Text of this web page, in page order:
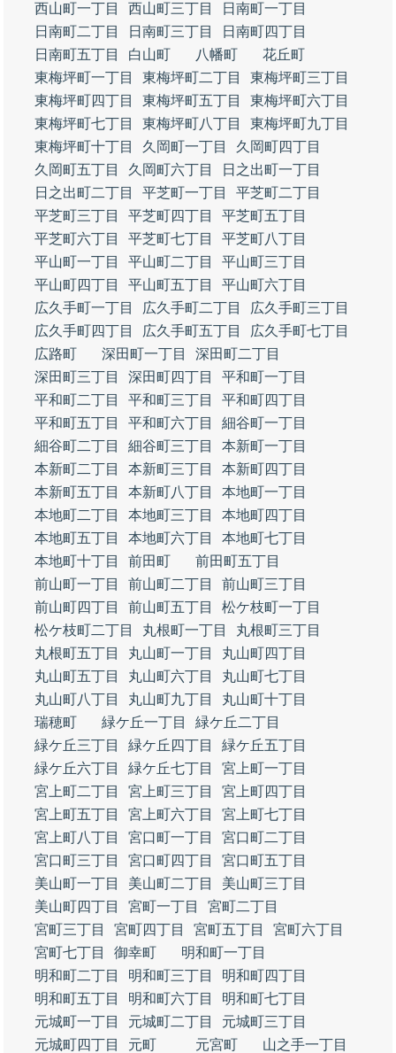
西山町一丁目
西山町三丁目
日南町一丁目
日南町二丁目
日南町三丁目
日南町四丁目
日南町五丁目
白山町 八幡町
花丘町
東梅坪町一丁目
東梅坪町二丁目
東梅坪町三丁目
東梅坪町四丁目
東梅坪町五丁目
東梅坪町六丁目
東梅坪町七丁目
東梅坪町八丁目
東梅坪町九丁目
東梅坪町十丁目
久岡町一丁目
久岡町四丁目
久岡町五丁目
久岡町六丁目
日之出町一丁目
日之出町二丁目
平芝町一丁目
平芝町二丁目
平芝町三丁目
平芝町四丁目
平芝町五丁目
平芝町六丁目
平芝町七丁目
平芝町八丁目
平山町一丁目
平山町二丁目
平山町三丁目
平山町四丁目
平山町五丁目
平山町六丁目
広久手町一丁目
広久手町二丁目
広久手町三丁目
広久手町四丁目
広久手町五丁目
広久手町七丁目
広路町
深田町一丁目
深田町二丁目
深田町三丁目
深田町四丁目
平和町一丁目
平和町二丁目
平和町三丁目
平和町四丁目
平和町五丁目
平和町六丁目
細谷町一丁目
細谷町二丁目
細谷町三丁目
本新町一丁目
本新町二丁目
本新町三丁目
本新町四丁目
本新町五丁目
本新町八丁目
本地町一丁目
本地町二丁目
本地町三丁目
本地町四丁目
本地町五丁目
本地町六丁目
本地町七丁目
本地町十丁目
前田町
前田町五丁目
前山町一丁目
前山町二丁目
前山町三丁目
前山町四丁目
前山町五丁目
松ケ枝町一丁目
松ケ枝町二丁目
丸根町一丁目
丸根町三丁目
丸根町五丁目
丸山町一丁目
丸山町四丁目
丸山町五丁目
丸山町六丁目
丸山町七丁目
丸山町八丁目
丸山町九丁目
丸山町十丁目
瑞穂町
緑ケ丘一丁目
緑ケ丘二丁目
緑ケ丘三丁目
緑ケ丘四丁目
緑ケ丘五丁目
緑ケ丘六丁目
緑ケ丘七丁目
宮上町一丁目
宮上町二丁目
宮上町三丁目
宮上町四丁目
宮上町五丁目
宮上町六丁目
宮上町七丁目
宮上町八丁目
宮口町一丁目
宮口町二丁目
宮口町三丁目
宮口町四丁目
宮口町五丁目
美山町一丁目
美山町二丁目
美山町三丁目
美山町四丁目
宮町一丁目
宮町二丁目
宮町三丁目
宮町四丁目 宮町五丁目
宮町六丁目
宮町七丁目
御幸町
明和町一丁目
明和町二丁目
明和町三丁目
明和町四丁目
明和町五丁目
明和町六丁目
明和町七丁目
元城町一丁目
元城町二丁目
元城町三丁目
元城町四丁目
元町 元宮町
山之手一丁目